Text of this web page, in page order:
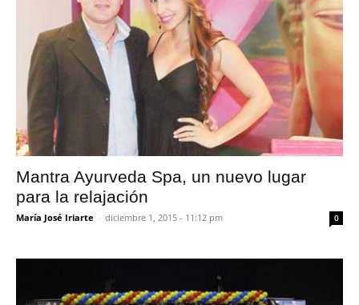
Mantra Ayurveda Spa, un nuevo lugar
para la relajación
María José Iriarte - diciembre 1, 2015 - 11:12 pm 0